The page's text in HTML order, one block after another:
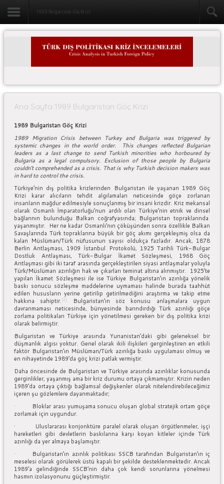
1989 Bulgaristan Göç Krizi
Ana Sayfa 1989 Bulgaristan Göç Krizi
1989 Bulgaristan Göç Krizi
1989 Migration Crisis between Turkey and Bulgaria was triggered by
systemic changes in the world order. This changes reflected Bulgarian
leaders as a last change to send Turkish minorities who horboured by
Bulgaria as a legal compulsory. Exclusion of those people by Bulgaria
couldn’t comprehended as a crisis. That is why Turkish decision makers was
in hard to control the crisis.
Türkiye’nin dış politika krizlerinden Bulgaristan ile yaşanan 1989 Göç
Krizi karar alıcıların tehdit algılamaları neticesinde göçe zorlanan
insanların mağdur edilmesiyle sonuçlanmış bir insani krizdir. Kriz mekansal
olarak Osmanlı İmparatorluğu’nun ardılı olan Türkiye’nin etnik ve dinsel
bağlarının bulunduğu Balkan coğrafyasında; Bulgaristan topraklarında
yaşanmıştır. Her ne kadar Osmanlı’nın çöküşünden sonra özellikle Balkan
Savaşlarında Türk topraklarına büyük bir göç akımı gerçekleşmiş olsa da
kalan Müslüman/Türk nüfusunun sayısı oldukça fazladır. Ancak, 1878
Berlin Antlaşması, 1909 İstanbul Protokolü, 1925 Tarihli Türk-Bulgar
Dostluk Antlaşması, Türk-Bulgar İkamet Sözleşmesi, 1968 Göç
Antlaşması gibi iki taraf arasında gerçekleştirilen siyasi antlaşmalar yoluyla
Türk/Müslüman azınlığın hak ve çıkarları teminat altına alınmıştır. 1925’te
yapılan İkamet Sözleşmesi ile ise Türkiye Bulgaristan’ın azınlığa yönelik
baskı sonucu sözleşme maddelerine uymaması halinde burada taahhüt
edilen hususların yerine getirilip getirilmediğini araştırma ve takip etme
hakkına sahiptir.[1]
Bulgaristan’ın söz konusu anlaşmalara uygun
davranmaması neticesinde, bünyesinde barındırdığı Türk azınlığı göçe
zorlama politikaları Türkiye için yönetilmesi gereken bir dış politika krizi
olarak belirmiştir.
Bulgaristan ve Türkiye arasında Yunanistan’daki gibi geleneksel bir
düşmanlık algısı yoktur. Genel olarak ikili ilişkileri gerginleştiren en etkili
faktör Bulgaristan’ın Müslüman/Türk azınlığa baskı uygulaması olmuş ve
en nihayetinde 1989’da göç krizi patlak vermiştir.
Daha öncesinde de Bulgaristan ve Türkiye arasında azınlıklar konusunda
gerginlikler, yaşanmış ama bir kriz durumu ortaya çıkmamıştır. Krizin neden
1989’da ortaya çıktığı bağlamsal değişkenler olarak nitelendirebileceğimiz
içeren şu gözlemlere dayanmaktadır;
· Bloklar arası yumuşama sonucu oluşan global stratejik ortam göçe
zorlamak için uygundur.
· Uluslararası konjonktüre paralel olarak oluşan örgütlenmeler, işçi
hareketleri gibi devletlerin baskılarına karşı koyan kitleler içinde Türk
azınlığı da yer almaya başlamıştır.
· Bulgaristan’ın azınlık politikası SSCB tarafından Bulgaristan’ın iç
meselesi olarak görülerek üstü kapalı bir şekilde desteklenmektedir. Ancak
1989’a gelindiğinde SSCB’nin daha çok kendi sorunlarına yönelmesi
hasmın izolasyonunu güçleştirmiştir.